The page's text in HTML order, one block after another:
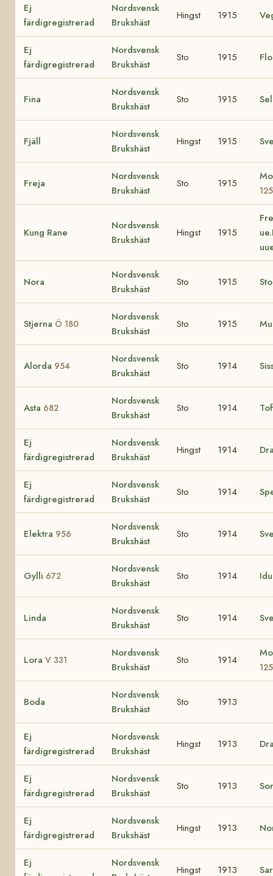
Ej
färdigregistrerad
Nordsvensk
Brukshäst
Hingst 1915
Ej
färdigregistrerad
Nordsvensk
Brukshäst
Sto 1915
Fina
Nordsvensk
Brukshäst
Sto 1915
Fjäll
Nordsvensk
Brukshäst
Hingst 1915
Freja
Nordsvensk
Brukshäst
Sto 1915
125
Kung Rane
Nordsvensk
Brukshäst
Hingst 1915
Nora
Nordsvensk
Brukshäst
Sto 1915
Stjerna Ö 180
Nordsvensk
Brukshäst
Sto 1915
Alorda 954
Nordsvensk
Brukshäst
Sto 1914
Asta 682
Nordsvensk
Brukshäst
Sto 1914
Ej
färdigregistrerad
Nordsvensk
Brukshäst
Hingst 1914
Ej
färdigregistrerad
Nordsvensk
Brukshäst
Sto 1914
Elektra 956
Nordsvensk
Brukshäst
Sto 1914
Gylli 672
Nordsvensk
Brukshäst
Sto 1914
Linda
Nordsvensk
Brukshäst
Sto 1914
Lora V 331
Nordsvensk
Brukshäst
Sto 1914
125
Boda
Nordsvensk
Brukshäst
Sto 1913
Ej
färdigregistrerad
Nordsvensk
Brukshäst
Hingst 1913
Ej
färdigregistrerad
Nordsvensk
Brukshäst
Sto 1913
Ej
färdigregistrerad
Nordsvensk
Brukshäst
Hingst 1913
Ej
Nordsvensk
Hingst 1913